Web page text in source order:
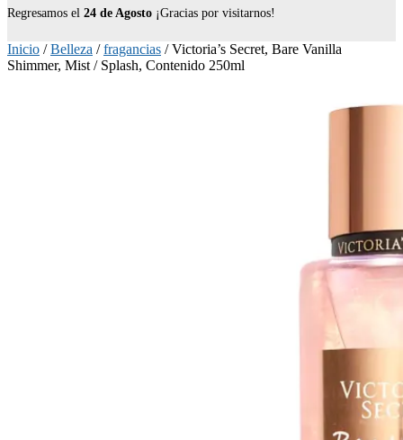
Regresamos el 24 de Agosto ¡Gracias por visitarnos!
Inicio /Belleza /fragancias /Victoria’s Secret, Bare Vanilla
Shimmer, Mist / Splash, Contenido 250ml